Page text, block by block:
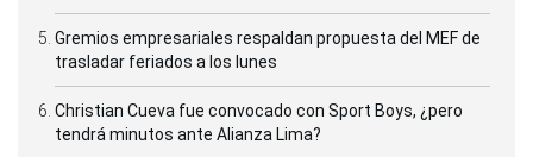
Gremios empresariales respaldan propuesta del MEF de
trasladar feriados a los lunes
Christian Cueva fue convocado con Sport Boys, ¿pero
tendrá minutos ante Alianza Lima?